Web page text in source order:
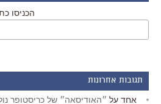
הכניסו
תגובות אחרונות
אחד על ״האודיסאה״ של כריסטופר